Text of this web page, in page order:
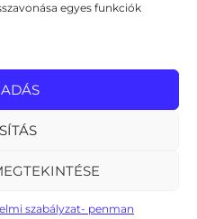
egyes funkciók
szabályzat- penman